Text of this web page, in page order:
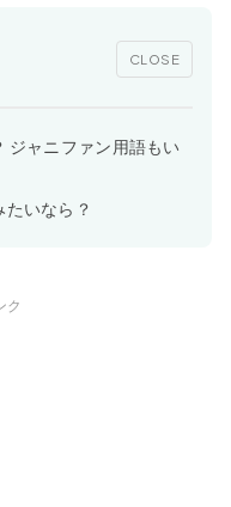
CLOSE
ジャニファン用語もい
いなら？
ク